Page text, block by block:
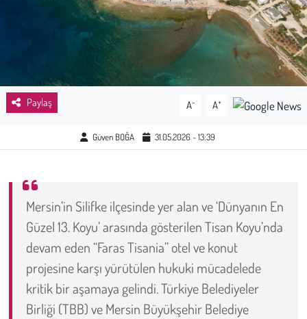
Paylaş A- A+
Güven BOĞA 31.05.2026 - 13:39
Mersin’in Silifke ilçesinde yer alan ve ‘Dünyanın En
Güzel 13. Koyu’ arasında gösterilen Tisan Koyu’nda
devam eden “Faras Tisania” otel ve konut
projesine karşı yürütülen hukuki mücadelede
kritik bir aşamaya gelindi. Türkiye Belediyeler
Birliği (TBB) ve Mersin Büyükşehir Belediye
Kültür Sanat
Bilim - Teknoloji
Çevre
Galeri
Günün İçinden
Vefat İlanları